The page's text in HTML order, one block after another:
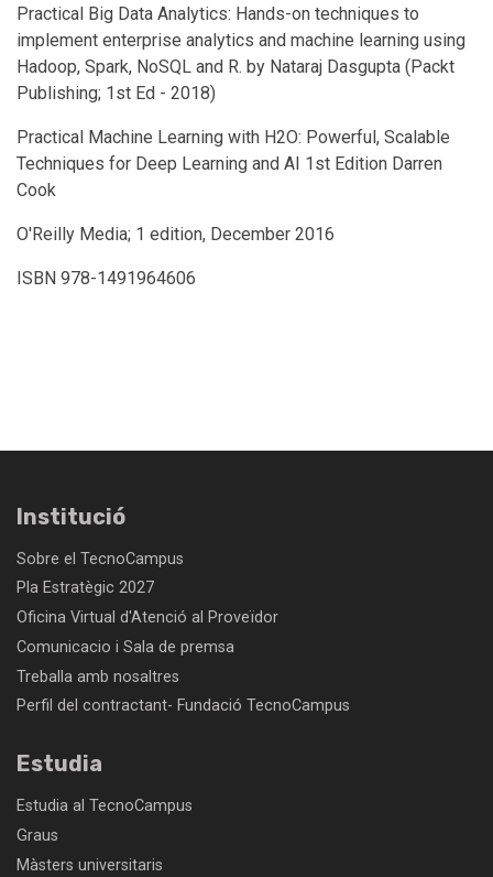
Practical Big Data Analytics: Hands-on techniques to
implement enterprise analytics and machine learning using
Hadoop, Spark, NoSQL and R. by Nataraj Dasgupta (Packt
Publishing; 1st Ed - 2018)
Practical Machine Learning with H2O: Powerful, Scalable
Techniques for Deep Learning and AI 1st Edition Darren
Cook
O'Reilly Media; 1 edition, December 2016
ISBN 978-1491964606
Institució
Sobre el TecnoCampus
Pla Estratègic 2027
Oficina Virtual d'Atenció al Proveïdor
Comunicacio i Sala de premsa
Treballa amb nosaltres
Perfil del contractant- Fundació TecnoCampus
Estudia
Estudia al TecnoCampus
Graus
Màsters universitaris